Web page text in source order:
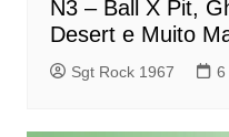
N3 – Ball X Pit,
Desert e Muito
Sgt Rock 1967 6